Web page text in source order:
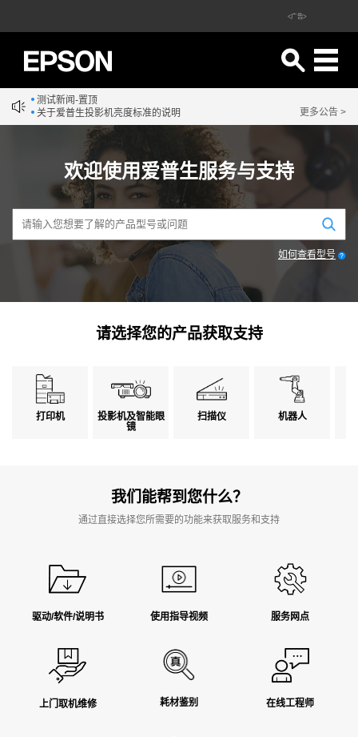
<广告>
测试新闻-置顶
关于爱普生投影机亮度标准的说明
更多公告 >
欢迎使用爱普生服务与支持
如何查看型号
请选择您的产品获取支持
打印机
投影机及智能眼
镜
扫描仪 机器人
我们能帮到您什么？
通过直接选择您所需要的功能来获取服务和支持
驱动/软件/说明书 使用指导视频 服务网点
上门取机维修 耗材鉴别 在线工程师